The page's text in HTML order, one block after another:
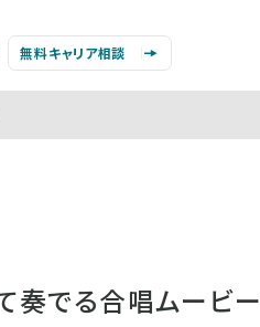
無料キャリア相談
奏でる合唱ムービー